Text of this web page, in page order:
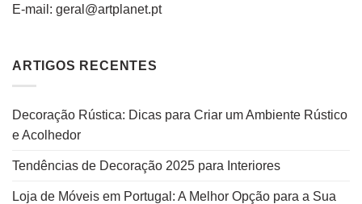
E-mail: geral@artplanet.pt
ARTIGOS RECENTES
Decoração Rústica: Dicas para Criar um Ambiente Rústico
e Acolhedor
Tendências de Decoração 2025 para Interiores
Loja de Móveis em Portugal: A Melhor Opção para a Sua